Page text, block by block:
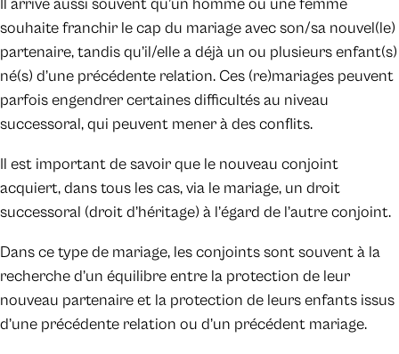
Il arrive aussi souvent qu’un homme ou une femme
souhaite franchir le cap du mariage avec son/sa nouvel(le)
partenaire, tandis qu’il/elle a déjà un ou plusieurs enfant(s)
né(s) d’une précédente relation. Ces (re)mariages peuvent
parfois engendrer certaines difficultés au niveau
successoral, qui peuvent mener à des conflits.
Il est important de savoir que le nouveau conjoint
acquiert, dans tous les cas, via le mariage, un droit
successoral (droit d’héritage) à l’égard de l’autre conjoint.
Dans ce type de mariage, les conjoints sont souvent à la
recherche d’un équilibre entre la protection de leur
nouveau partenaire et la protection de leurs enfants issus
d’une précédente relation ou d’un précédent mariage.